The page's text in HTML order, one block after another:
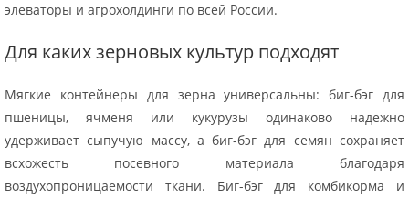
элеваторы и агрохолдинги по всей России.
Для каких зерновых культур подходят
Мягкие контейнеры для зерна универсальны: биг-бэг для
пшеницы, ячменя или кукурузы одинаково надежно
удерживает сыпучую массу, а биг-бэг для семян сохраняет
всхожесть посевного материала благодаря
воздухопроницаемости ткани. Биг-бэг для комбикорма и